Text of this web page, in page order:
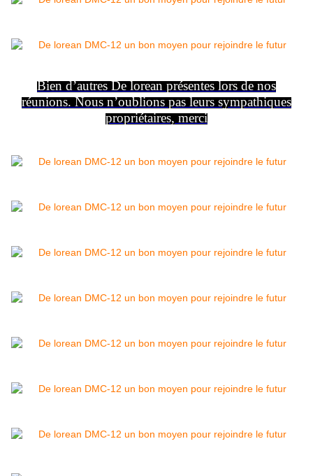
Bien d’autres De lorean présentes lors de nos
réunions. Nous n’oublions pas leurs sympathiques
propriétaires, merci